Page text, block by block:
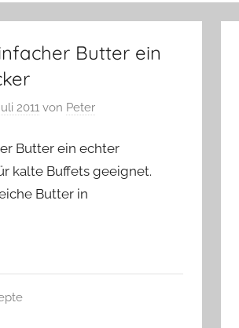
Butter ein
2011 von Peter
Butter ein echter
kalte Buffets geeignet.
Butter in